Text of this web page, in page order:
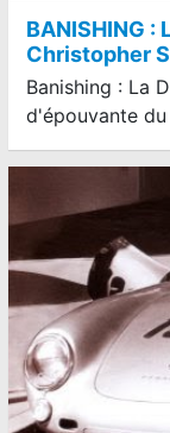
BANISHING :
Christopher
Banishing : La
d'épouvante